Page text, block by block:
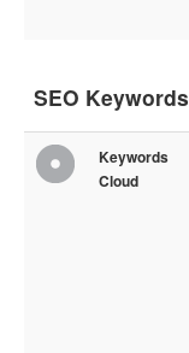
SEO Keywords
Keywords
Cloud